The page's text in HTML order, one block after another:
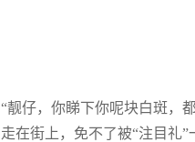
“靓仔，你睇下你呢块白斑，
走在街上，免不了被“注目礼